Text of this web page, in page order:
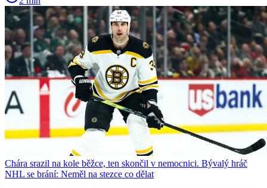
Chára srazil na kole běžce, ten skončil v nemocnici. Bývalý hráč
NHL se brání: Neměl na stezce co dělat